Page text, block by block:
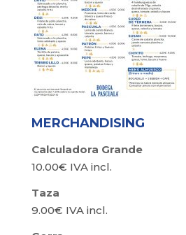
MERCHANDISING
Calculadora Grande
10.00€ IVA incl.
Taza
9.00€ IVA incl.